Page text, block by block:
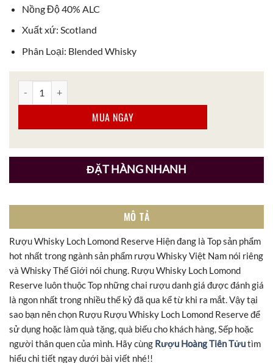
Nồng Độ 40% ALC
Xuất xứ: Scotland
Phân Loại: Blended Whisky
MUA NGAY
ĐẶT HÀNG NHANH
MÔ TẢ
Rượu Whisky Loch Lomond Reserve Hiện đang là Top sản phẩm
hot nhất trong ngành sản phẩm rượu Whisky Việt Nam nói riêng
và Whisky Thế Giới nói chung. Rượu Whisky Loch Lomond
Reserve luôn thuộc Top những chai rượu danh giá được đánh giá
là ngon nhất trong nhiều thế kỷ đã qua kể từ khi ra mắt. Vậy tại
sao bạn nên chọn Rượu Rượu Whisky Loch Lomond Reserve để
sử dụng hoặc làm quà tặng, quà biếu cho khách hàng, Sếp hoặc
người thân quen của mình. Hãy cùng Rượu Hoàng Tiên Tửutìm
hiểu chi tiết ngay dưới bài viết nhé!!